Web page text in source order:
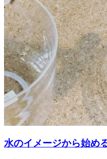
水のイメージから始め